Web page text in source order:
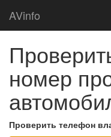
AVinfo
номер
Проверить телефон